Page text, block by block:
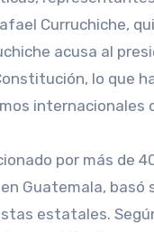
Curruchiche,
acusa al
lo que
internacionales
por más de
Guatemala,
estatales.